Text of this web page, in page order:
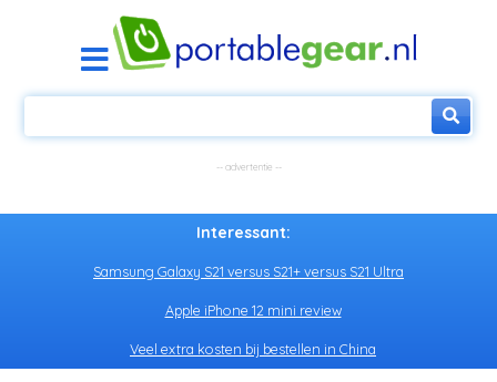
Interessant:
Samsung Galaxy S21 versus S21+ versus S21 Ultra
Apple iPhone 12 mini review
Veel extra kosten bij bestellen in China